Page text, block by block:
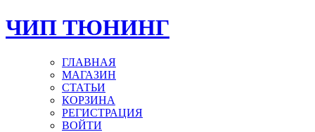
ЧИП ТЮНИНГ
ГЛАВНАЯ
МАГАЗИН
СТАТЬИ
КОРЗИНА
РЕГИСТРАЦИЯ
ВОЙТИ